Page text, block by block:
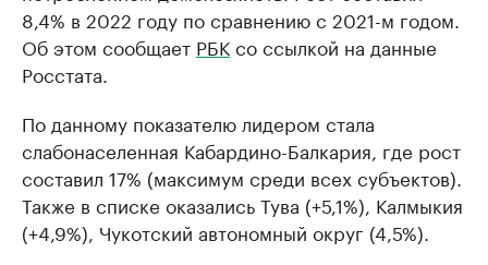
8,4% в 2022 году по сравнению с 2021-м годом.
Об этом сообщает РБКсо ссылкой на данные
Росстата.
По данному показателю лидером стала
слабонаселенная Кабардино-Балкария, где рост
составил 17% (максимум среди всех субъектов).
Также в списке оказались Тува (+5,1%), Калмыкия
(+4,9%), Чукотский автономный округ (4,5%).